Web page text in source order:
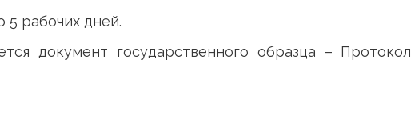
5 рабочих дней.
документ государственного образца – Протокол